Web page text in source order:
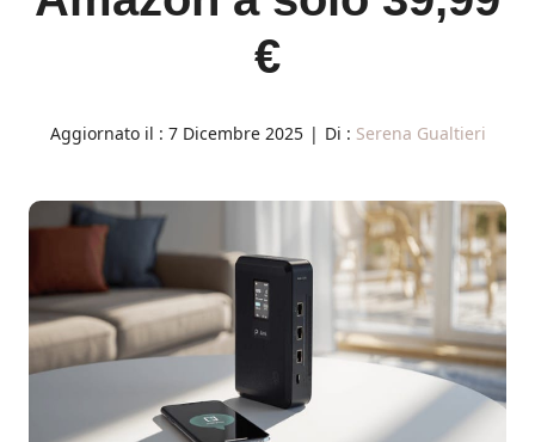
€
Aggiornato il : 7 Dicembre 2025 | Di : Serena Gualtieri